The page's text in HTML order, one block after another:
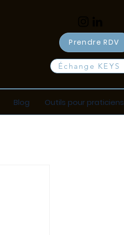
Prendre RDV
Échange KEYS
Blog Outils pour praticiens